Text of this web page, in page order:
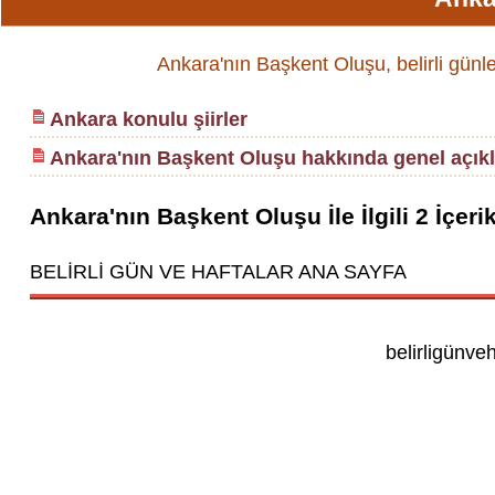
Ankara'nın Başkent Oluşu, belirli
Ankara konulu şiirler
Ankara'nın Başkent Oluşu hakkında genel
Ankara'nın Başkent Oluşu İle İlgili 2
BELİRLİ GÜN VE HAFTALAR ANA SAYFA